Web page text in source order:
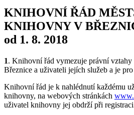
KNIHOVNÍ ŘÁD
KNIHOVNY V
od 1. 8. 2018
1. Knihovní řád vymezuje právní
Březnice a uživateli jejích služeb a je
Knihovní řád je k nahlédnutí každému
knihovny, na webových stránkách
uživatel knihovny jej obdrží při